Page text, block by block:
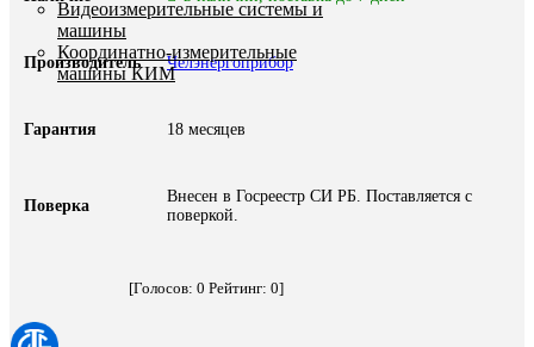
Видеоизмерительные системы и
машины
Координатно-измерительные
машины КИМ
Производитель Челэнергоприбор
Гарантия 18 месяцев
Поверка
Внесен в Госреестр СИ РБ. Поставляется с
поверкой.
[Голосов: 0 Рейтинг: 0]